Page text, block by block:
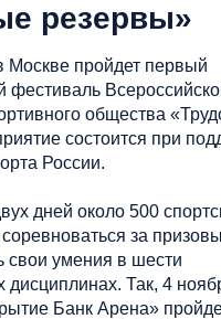
резервы»
Москве пройдет первый
фестиваль
общества
состоится при
России.
дней около 500
за
свои умения в шести
дисциплинах. Так, 4
Банк Арена»